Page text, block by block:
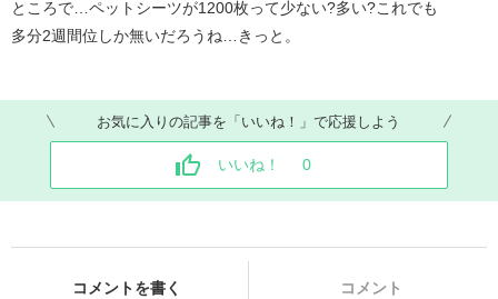
ところで…ペットシーツが1200枚って少ない?多い?これでも
多分2週間位しか無いだろうね…きっと。
お気に入りの記事を「いいね！」で応援しよう
いいね！ 0
コメントを書く コメント